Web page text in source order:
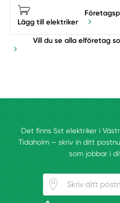
Lägg till elektriker
Vill du se alla elföretag
Det finns 5st elektriker i
Tidaholm – skriv in ditt
som jobbar i